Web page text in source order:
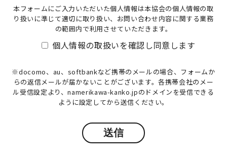
本フォームにご入力いただいた個人情報は本協会の個人情報の取
り扱いに準じて適切に取り扱い、お問い合わせ内容に関する業務
の範囲内で利用させていただきます。
個人情報の取扱いを確認し同意します
※docomo、au、softbankなど携帯のメールの場合、フォームか
らの返信メールが届かないことがございます。各携帯会社のメー
ル受信設定より、namerikawa-kanko.jpのドメインを受信できる
ように設定してから送信ください。